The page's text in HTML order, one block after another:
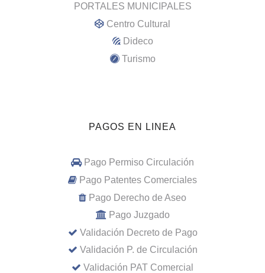
PORTALES MUNICIPALES
Centro Cultural
Dideco
Turismo
PAGOS EN LINEA
Pago Permiso Circulación
Pago Patentes Comerciales
Pago Derecho de Aseo
Pago Juzgado
Validación Decreto de Pago
Validación P. de Circulación
Validación PAT Comercial